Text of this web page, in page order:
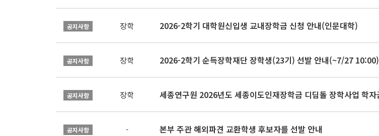
공지사항 장학 2026-2학기 대학원신입생 교내장학금 신청 안내(인문대학)
공지사항 장학 2026-2학기 순득장학재단 장학생(23기) 선발 안내(~7/27 10:00)
공지사항 장학
공지사항 - 본부 주관 해외파견 교환학생 후보자를 선발 안내